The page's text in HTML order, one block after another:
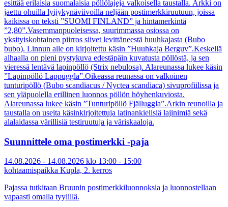
Suunnittele oma postimerkki -paja
14.08.2026 - 14.08.2026 klo 13:00 - 15:00
kohtaamispaikka Kupla, 2. kerros
Pajassa tutkitaan Bruunin postimerkkiluonnoksia ja luonnostellaan
vapaasti omalla tyylillä.